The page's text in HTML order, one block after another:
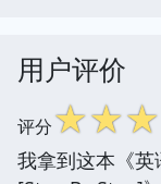
用户评价
评分☆☆☆
我拿到这本《